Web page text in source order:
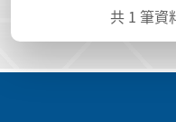
共 1 筆資